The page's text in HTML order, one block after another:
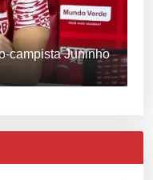
campista Juninho